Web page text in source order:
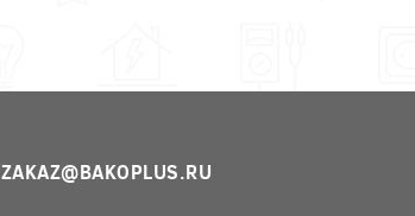
ZAKAZ@BAKOPLUS.RU